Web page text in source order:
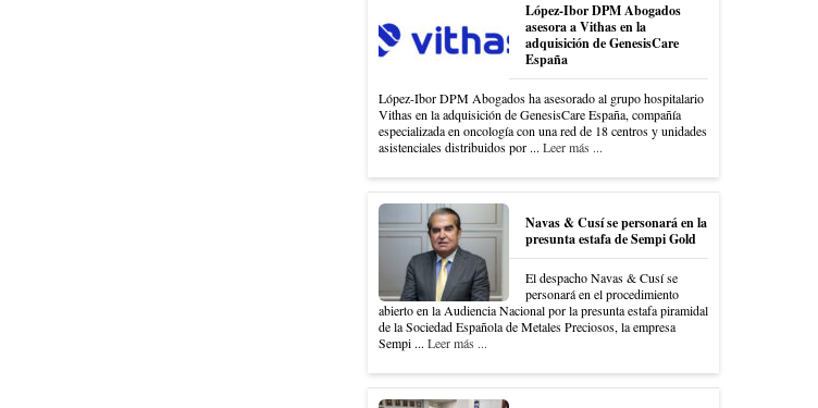
López-Ibor DPM Abogados
asesora a Vithas en la
adquisición de GenesisCare
España
López-Ibor DPM Abogados ha asesorado al grupo hospitalario
Vithas en la adquisición de GenesisCare España, compañía
especializada en oncología con una red de 18 centros y unidades
asistenciales distribuidos por ... Leer más ...
Navas & Cusí se personará en la
presunta estafa de Sempi Gold
El despacho Navas & Cusí se
personará en el procedimiento
abierto en la Audiencia Nacional por la presunta estafa piramidal
de la Sociedad Española de Metales Preciosos, la empresa
Sempi ... Leer más ...